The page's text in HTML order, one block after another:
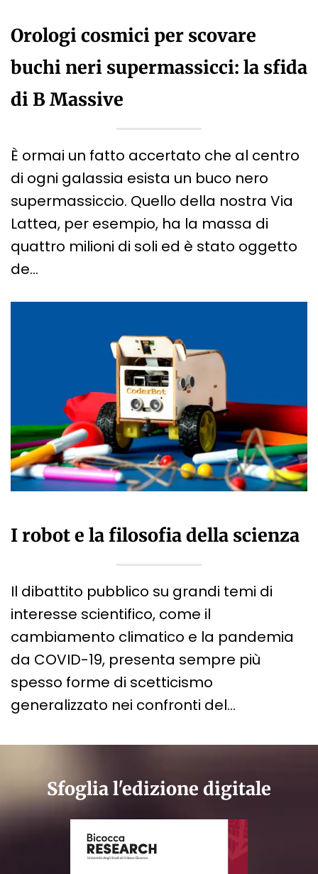
Orologi cosmici per scovare
buchi neri supermassicci: la sfida
di B Massive
È ormai un fatto accertato che al centro
di ogni galassia esista un buco nero
supermassiccio. Quello della nostra Via
Lattea, per esempio, ha la massa di
quattro milioni di soli ed è stato oggetto
de…
I robot e la filosofia della scienza
Il dibattito pubblico su grandi temi di
interesse scientifico, come il
cambiamento climatico e la pandemia
da COVID-19, presenta sempre più
spesso forme di scetticismo
generalizzato nei confronti del…
Sfoglia l'edizione digitale